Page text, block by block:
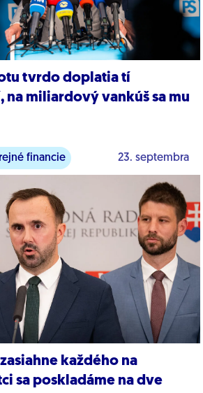
tvrdo doplatia tí
na miliardový vankúš sa mu
financie 23. septembra
každého na
sa poskladáme na dve